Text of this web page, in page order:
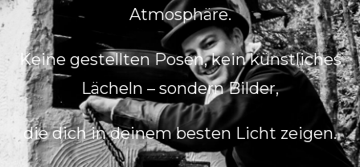
Atmosphäre.
Keine gestellten Posen, kein künstliches
Lächeln – sondern Bilder,
die dich in deinem besten Licht zeigen.